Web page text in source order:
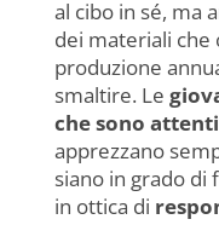
al cibo in sé, ma
dei materiali che
produzione
smaltire. Le
che sono
apprezzano
siano in grado di
in ottica di